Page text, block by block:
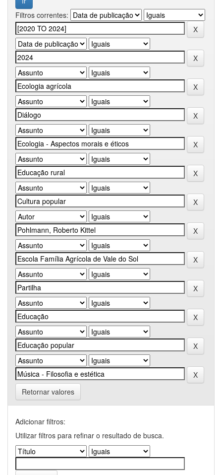
Filtros correntes:
Retornar valores
Adicionar filtros:
Utilizar filtros para refinar o resultado de busca.